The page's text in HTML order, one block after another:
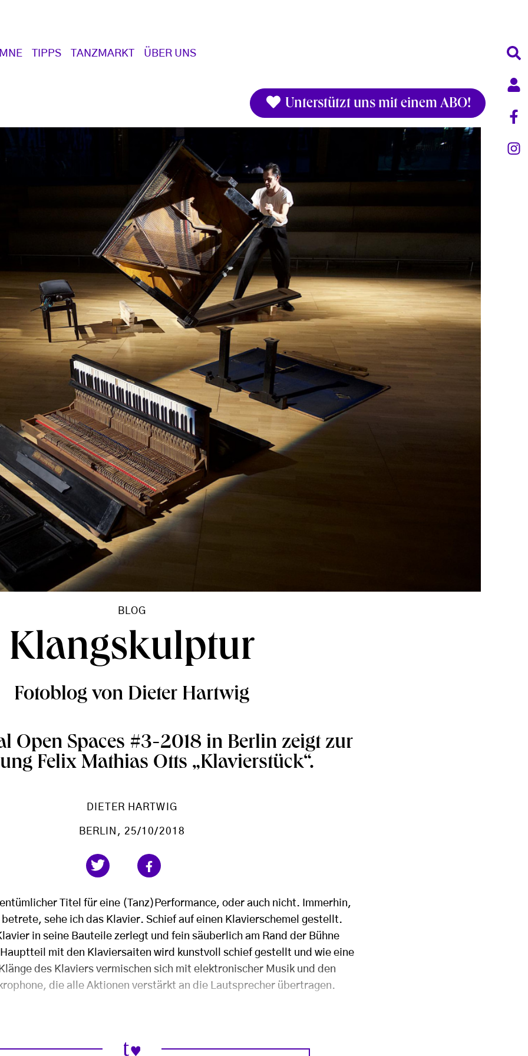
TIPPS TANZMARKT ÜBER UNS
Unterstützt uns mit einem ABO!
BLOG
Klangskulptur
Fotoblog von Dieter Hartwig
Open Spaces #3-2018 in Berlin zeigt zur
Felix Mathias Otts „Klavierstück“.
DIETER HARTWIG
BERLIN , 25/10/2018
Titel für eine (Tanz)Performance, oder auch nicht. Immerhin,
sehe ich das Klavier. Schief auf einen Klavierschemel gestellt.
in seine Bauteile zerlegt und fein säuberlich am Rand der Bühne
mit den Klaviersaiten wird kunstvoll schief gestellt und wie eine
des Klaviers vermischen sich mit elektronischer Musik und den
die alle Aktionen verstärkt an die Lautsprecher übertragen.